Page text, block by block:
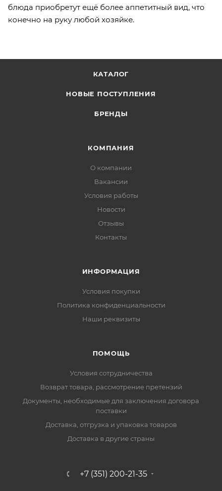
блюда приобретут ещё более аппетитный вид, что
конечно на руку любой хозяйке.
КАТАЛОГ
НОВЫЕ ПОСТУПЛЕНИЯ
БРЕНДЫ
КОМПАНИЯ
О компании
Вакансии
Условия работы
Новости
Отзывы
Контакты
ИНФОРМАЦИЯ
Условия покупки
Политика конфиденциальности
Наши реквизиты
ПОМОЩЬ
Условия сотрудничества
Возврат товара, рассмотрение претензий
Документы, необходимые для заключения договора
поставки
Доставка, отгрузка и упаковка товаров
Доставка в другие страны
+7 (351) 200-21-35